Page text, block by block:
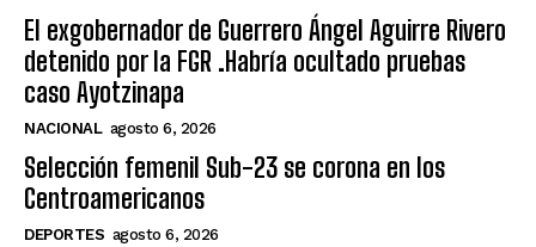
El exgobernador de Guerrero Ángel Aguirre Rivero
detenido por la FGR .Habría ocultado pruebas
caso Ayotzinapa
NACIONAL agosto 6, 2026
Selección femenil Sub-23 se corona en los
Centroamericanos
DEPORTES agosto 6, 2026